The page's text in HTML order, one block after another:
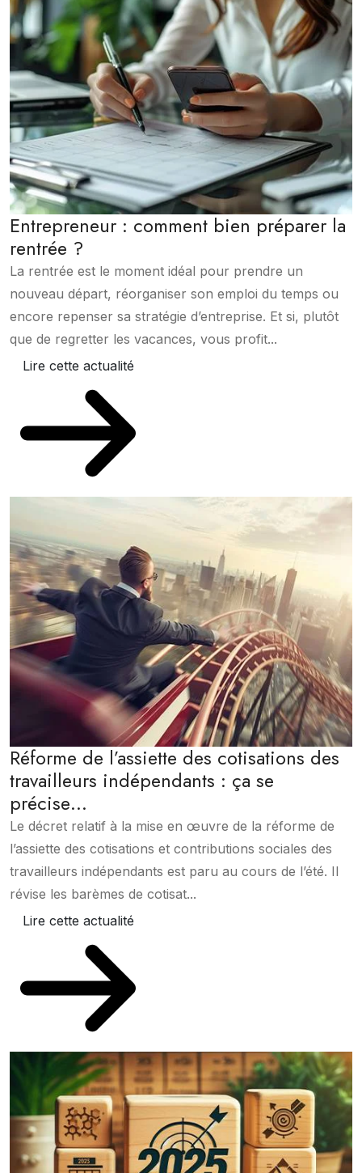
Entrepreneur : comment bien préparer la
rentrée ?
La rentrée est le moment idéal pour prendre un
nouveau départ, réorganiser son emploi du temps ou
encore repenser sa stratégie d’entreprise. Et si, plutôt
que de regretter les vacances, vous profit...
Lire cette actualité
Réforme de l’assiette des cotisations des
travailleurs indépendants : ça se
précise…
Le décret relatif à la mise en œuvre de la réforme de
l’assiette des cotisations et contributions sociales des
travailleurs indépendants est paru au cours de l’été. Il
révise les barèmes de cotisat...
Lire cette actualité